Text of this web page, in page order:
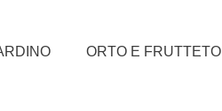
ORTO E FRUTTETO